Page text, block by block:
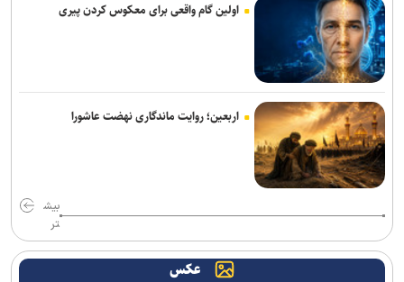
اولین گام واقعی برای معکوس کردن پیری
اربعین؛ روایت ماندگاری نهضت عاشورا
بیش
تر
عکس